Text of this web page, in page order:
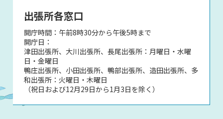
出張所各窓口
開庁時間：午前8時30分から午後5時まで
開庁日：
津田出張所、大川出張所、長尾出張所：月曜日・水曜
日・金曜日
鴨庄出張所、小田出張所、鴨部出張所、造田出張所、多
和出張所：火曜日・木曜日
（祝日および12月29日から1月3日を除く）